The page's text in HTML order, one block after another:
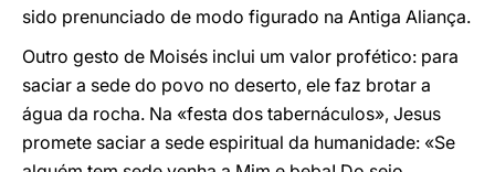
sido prenunciado de modo figurado na Antiga Aliança.
Outro gesto de Moisés inclui um valor profético: para
saciar a sede do povo no deserto, ele faz brotar a
água da rocha. Na «festa dos tabernáculos», Jesus
promete saciar a sede espiritual da humanidade: «Se